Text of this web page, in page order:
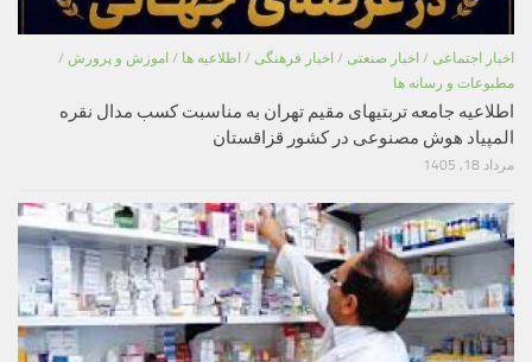
اخبار اجتماعی / اخبار صنعتی / اخبار فرهنگی / اطلاعیه ها / اموزش و پرورش /
مطبوعات و رسانه ها
اطلاعیه جامعه تربتیهای مقیم تهران به مناسبت کسب مدال نقره
المپیاد هوش مصنوعی در کشور قزاقستان
مرداد 18, 1405